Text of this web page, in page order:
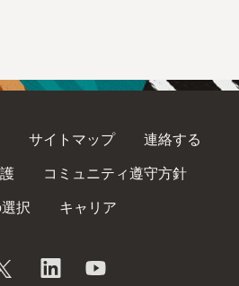
サイトマップ 連絡する
コミュニティ遵守方針
択 キャリア